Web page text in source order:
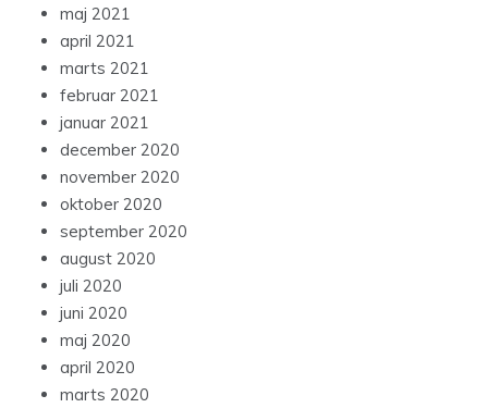
maj 2021
april 2021
marts 2021
februar 2021
januar 2021
december 2020
november 2020
oktober 2020
september 2020
august 2020
juli 2020
juni 2020
maj 2020
april 2020
marts 2020